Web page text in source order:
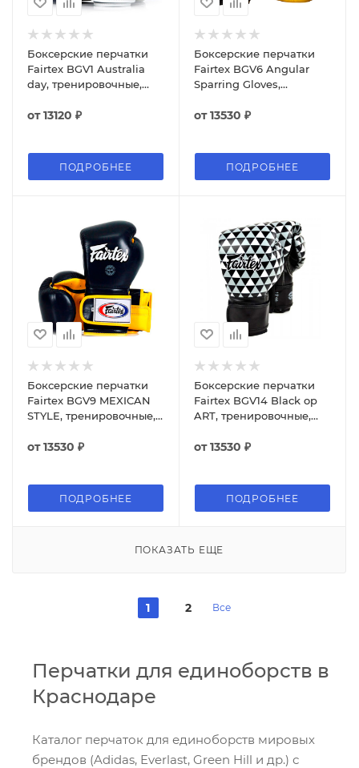
Боксерские перчатки
Fairtex BGV1 Australia
day, тренировочные,
от13120 ₽
ПОДРОБНЕЕ
Боксерские перчатки
Fairtex BGV6 Angular
Sparring Gloves,
от13530 ₽
ПОДРОБНЕЕ
Боксерские перчатки
Fairtex BGV9 MEXICAN
STYLE, тренировочные,
от13530 ₽
ПОДРОБНЕЕ
Боксерские перчатки
Fairtex BGV14 Black op
ART, тренировочные,
от13530 ₽
ПОДРОБНЕЕ
ПОКАЗАТЬ ЕЩЕ
1 2 Все
Перчатки для единоборств в
Краснодаре
Каталог перчаток для единоборств мировых
брендов (Adidas, Everlast, Green Hill и др.) с